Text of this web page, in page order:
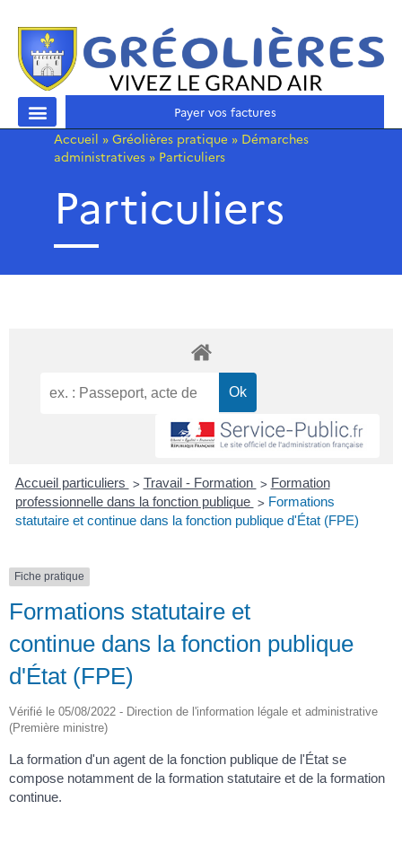
Payer vos factures
Accueil » Gréolières pratique » Démarches
administratives » Particuliers
Particuliers
Accueil particuliers > Travail - Formation > Formation
professionnelle dans la fonction publique > Formations
statutaire et continue dans la fonction publique d'État (FPE)
Fiche pratique
Formations statutaire et
continue dans la fonction publique
d'État (FPE)
Vérifié le 05/08/2022 - Direction de l'information légale et administrative
(Première ministre)
La formation d'un agent de la fonction publique de l'État se
compose notamment de la formation statutaire et de la formation
continue.